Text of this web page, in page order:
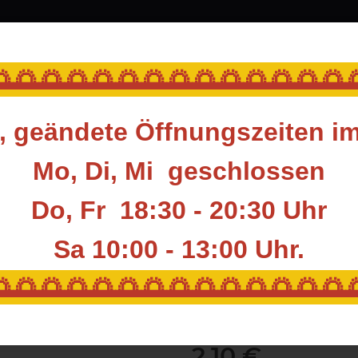
geändete Öffnungszeiten
Mo, Di, Mi geschlossen
Do, Fr 18:30 - 20:30 Uhr
Sa 10:00 - 13:00 Uhr.
Artikelnummer:TH-LLA2315
HAN: 11232
Hersteller: TopHAT